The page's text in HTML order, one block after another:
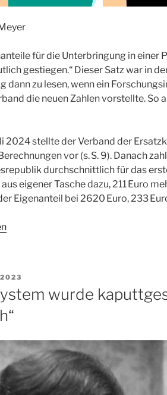
für die Unterbringung in einer
gestiegen.“ Dieser Satz war in
dann zu lesen, wenn ein
die neuen Zahlen vorstellte. So
2024 stellte der Verband der
vor (s. S. 9). Danach
durchschnittlich für das
eigener Tasche dazu, 211 Euro
Eigenanteil bei 2620 Euro, 233
wurde